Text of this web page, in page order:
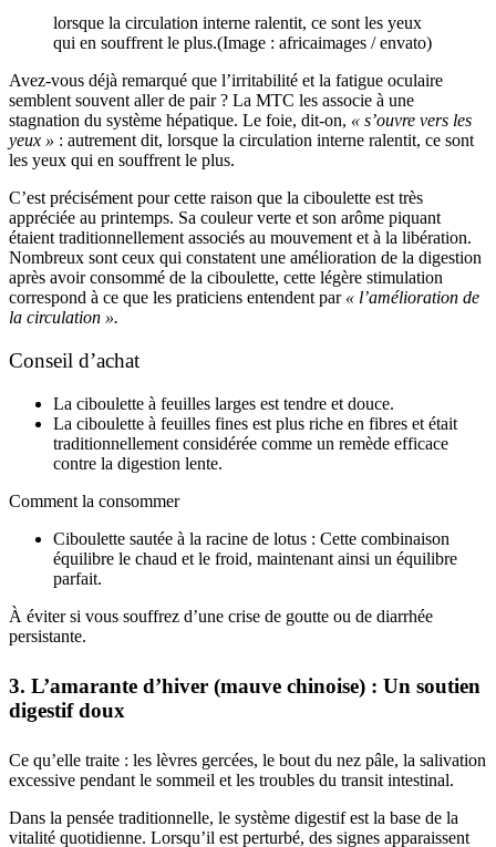
lorsque la circulation interne ralentit, ce sont les yeux
qui en souffrent le plus.(Image : africaimages / envato)
Avez-vous déjà remarqué que l’irritabilité et la fatigue oculaire
semblent souvent aller de pair ? La MTC les associe à une
stagnation du système hépatique. Le foie, dit-on, « s’ouvre vers les
yeux » : autrement dit, lorsque la circulation interne ralentit, ce sont
les yeux qui en souffrent le plus.
C’est précisément pour cette raison que la ciboulette est très
appréciée au printemps. Sa couleur verte et son arôme piquant
étaient traditionnellement associés au mouvement et à la libération.
Nombreux sont ceux qui constatent une amélioration de la digestion
après avoir consommé de la ciboulette, cette légère stimulation
correspond à ce que les praticiens entendent par « l’amélioration de
la circulation ».
Conseil d’achat
La ciboulette à feuilles larges est tendre et douce.
La ciboulette à feuilles fines est plus riche en fibres et était
traditionnellement considérée comme un remède efficace
contre la digestion lente.
Comment la consommer
Ciboulette sautée à la racine de lotus : Cette combinaison
équilibre le chaud et le froid, maintenant ainsi un équilibre
parfait.
À éviter si vous souffrez d’une crise de goutte ou de diarrhée
persistante.
3. L’amarante d’hiver (mauve chinoise) : Un soutien
digestif doux
Ce qu’elle traite : les lèvres gercées, le bout du nez pâle, la salivation
excessive pendant le sommeil et les troubles du transit intestinal.
Dans la pensée traditionnelle, le système digestif est la base de la
vitalité quotidienne. Lorsqu’il est perturbé, des signes apparaissent